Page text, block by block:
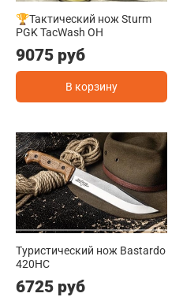
🏆Тактический нож Sturm
PGK TacWash OH
9075 руб
В корзину
Туристический нож Bastardo
420HC
6725 руб